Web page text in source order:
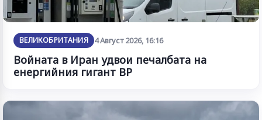
ВЕЛИКОБРИТАНИЯ 4 Август 2026, 16:16
Войната в Иран удвои печалбата на
енергийния гигант BP